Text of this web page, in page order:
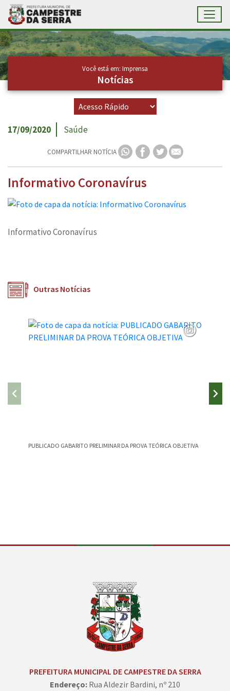
Ir para conteúdo principal
Conteúdo Principal
Você está em: Imprensa
Notícias
17/09/2020 Saúde
COMPARTILHAR NOTÍCIA
Informativo Coronavírus
Informativo Coronavírus
Outras Notícias
PUBLICADO GABARITO PRELIMINAR DA PROVA TEÓRICA OBJETIVA
PREFEITURA MUNICIPAL DE CAMPESTRE DA SERRA
Endereço: Rua Aldezir Bardini, nº 210